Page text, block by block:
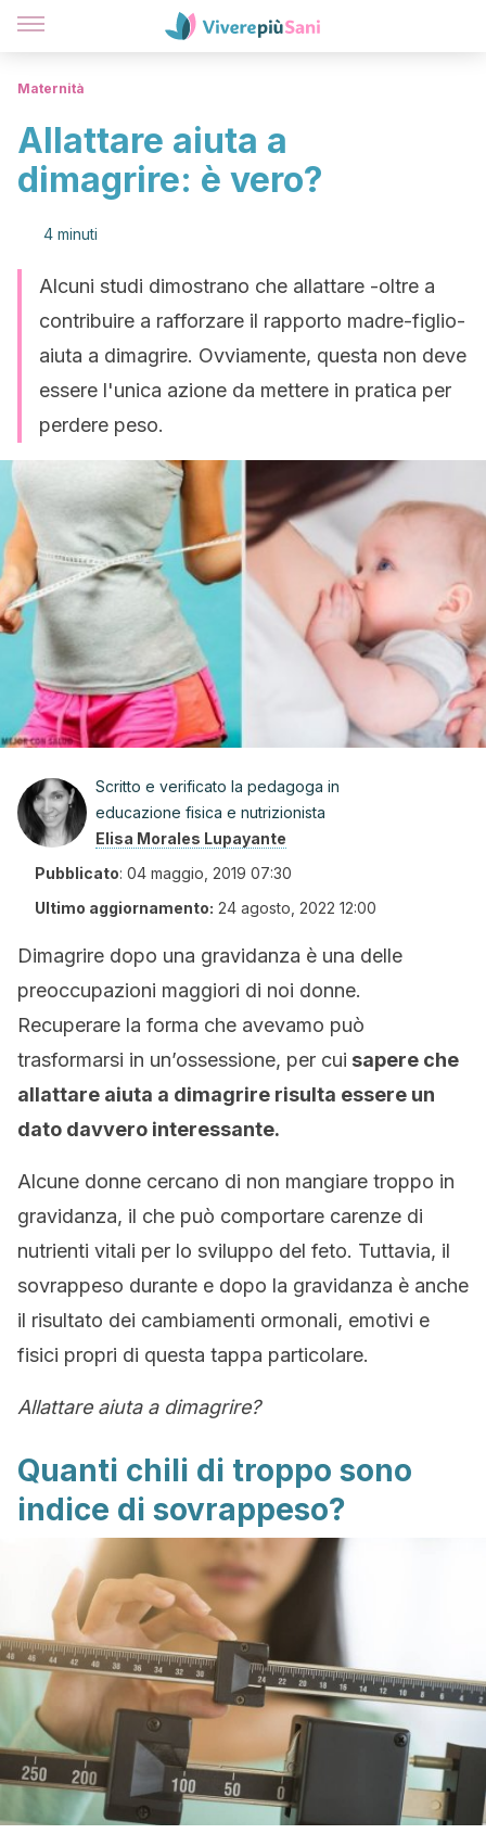
Maternità
Allattare aiuta a
dimagrire: è vero?
4 minuti
Alcuni studi dimostrano che allattare -oltre a
contribuire a rafforzare il rapporto madre-figlio-
aiuta a dimagrire. Ovviamente, questa non deve
essere l'unica azione da mettere in pratica per
perdere peso.
Scritto e verificato la pedagoga in
educazione fisica e nutrizionista
Elisa Morales Lupayante
Pubblicato: 04 maggio, 2019 07:30
Ultimo aggiornamento: 24 agosto, 2022 12:00
Dimagrire dopo una gravidanza è una delle
preoccupazioni maggiori di noi donne.
Recuperare la forma che avevamo può
trasformarsi in un’ossessione, per cui sapere che
allattare aiuta a dimagrire risulta essere un
dato davvero interessante.
Alcune donne cercano di non mangiare troppo in
gravidanza, il che può comportare carenze di
nutrienti vitali per lo sviluppo del feto. Tuttavia, il
sovrappeso durante e dopo la gravidanza è anche
il risultato dei cambiamenti ormonali, emotivi e
fisici propri di questa tappa particolare.
Allattare aiuta a dimagrire?
Quanti chili di troppo sono
indice di sovrappeso?